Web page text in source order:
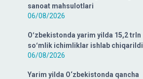
sanoat mahsulotlari
06/08/2026
Oʻzbekistonda yarim yilda 15,2 trln
soʻmlik ichimliklar ishlab chiqarildi
06/08/2026
Yarim yilda O‘zbekistonda qancha